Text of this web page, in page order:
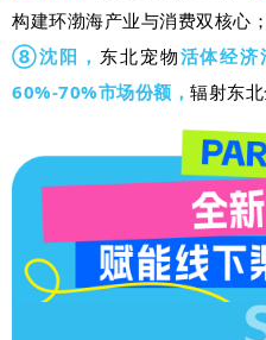
构建环渤海产业与消费双核心；
⑧沈阳， 东北宠物活体经济
60%-70%市场份额， 辐射东北